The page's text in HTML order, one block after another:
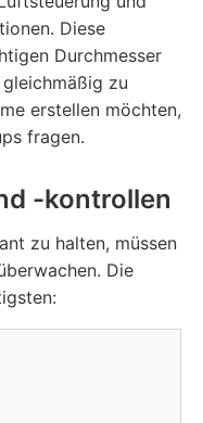
Diese
Durchmesser
zu
erstellen möchten,
fragen.
-kontrollen
zu halten, müssen
Die